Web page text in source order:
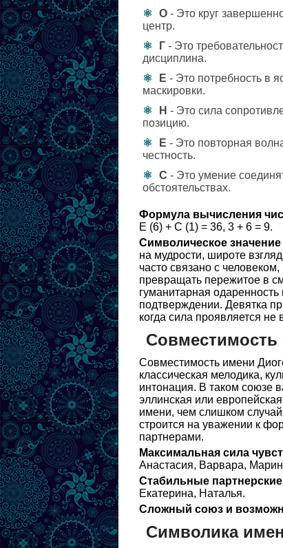
О - Это круг
центр.
Г - Это
дисциплина.
Е - Это потребность в
маскировки.
Н - Это сила
позицию.
Е - Это повторная
честность.
С - Это умение
обстоятельствах.
Формула вычисления
Е (6) + С (1) = 36, 3 + 6 = 9.
Символическое
на мудрости, широте
часто связано с
превращать пережитое в
гуманитарная
подтверждении. Девятка
когда сила проявляется
Совместимость имени
классическая мелодика,
интонация. В таком союзе
эллинская или
имени, чем слишком
строится на уважении к
партнерами.
Максимальная сила
Анастасия, Варвара,
Стабильные
Екатерина, Наталья.
Сложный союз и
Символика